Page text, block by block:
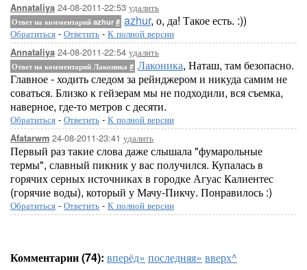
Annataliya 24-08-2011-22:53 удалить
Ответ на комментарий azhur # azhur, о, да! Такое есть. :))
Обратиться - Ответить - К полной версии
Annataliya 24-08-2011-22:54 удалить
Ответ на комментарий Лаконика # Лаконика, Наташ, там безопасно.
Главное - ходить следом за рейнджером и никуда самим не
соваться. Близко к гейзерам мы не подходили, вся съемка,
наверное, где-то метров с десяти.
Обратиться - Ответить - К полной версии
Afatarwm 24-08-2011-23:41 удалить
Первый раз такие слова даже слышала "фумарольные
термы", славный пикник у вас получился. Купалась в
горячих серных источниках в городке Агуас Калиентес
(горячие воды), который у Мачу-Пикчу. Понравилось :)
Обратиться - Ответить - К полной версии
Комментарии (74): вперёд» последняя» вверх^